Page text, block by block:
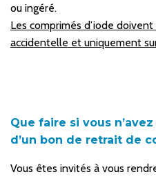
ou ingéré.
Les comprimés d’iode
accidentelle et uniquement
Que faire si vous
d’un bon de retrait de
Vous êtes invités à vous